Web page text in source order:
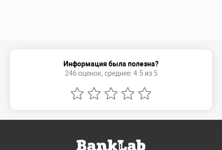
Информация была полезна?
246 оценок, среднее: 4.5 из 5